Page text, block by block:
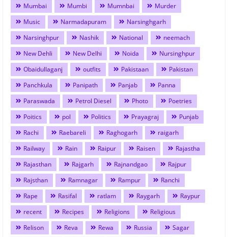
Mumbai
Mumbi Mumnbai
Murder
Music
Narmadapuram
Narsinghgarh
Narsinghpur
Nashik National
neemach
New Dehli
New Delhi Noida
Nursinghpur
Obaidullaganj
outfits Pakistaan
Pakistan
Panchkula
Panipath Panjab
Panna
Paraswada
Petrol Diesel Photo
Poetries
Poitics
pol Politics Prayagraj
Punjab
Rachi
Raebareli Raghogarh
raigarh
Railway
Rain Raipur Raisen
Rajastha
Rajasthan
Rajgarh Rajnandgao
Rajpur
Rajsthan
Ramnagar Rampur
Ranchi
Rape
Rasifal ratlam Raygarh
Raypur
recent
Recipes Religions
Religious
Relison
Reva Rewa Russia
Sagar